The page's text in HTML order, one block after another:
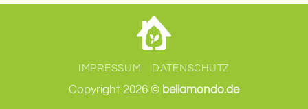
IMPRESSUM DATENSCHUTZ
Copyright 2026 © bellamondo.de